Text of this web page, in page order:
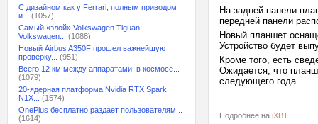
С дизайном как у Ferrari, полным приводом
и...
(1057)
Самый «злой» Volkswagen Tiguan:
Volkswagen...
(1088)
Новый Airbus A350F прошел важнейшую
проверку...
(951)
Всего 12 км между аппаратами: в космосе...
(1079)
20-ядерная платформа Nvidia RTX Spark
N1X...
(1574)
OnePlus бесплатно раздает пользователям...
(1614)
На задней панели
передней панели
Новый планшет
Устройство будет
Кроме того, есть
Ожидается, что
следующего года.
Подробнее на iXBT